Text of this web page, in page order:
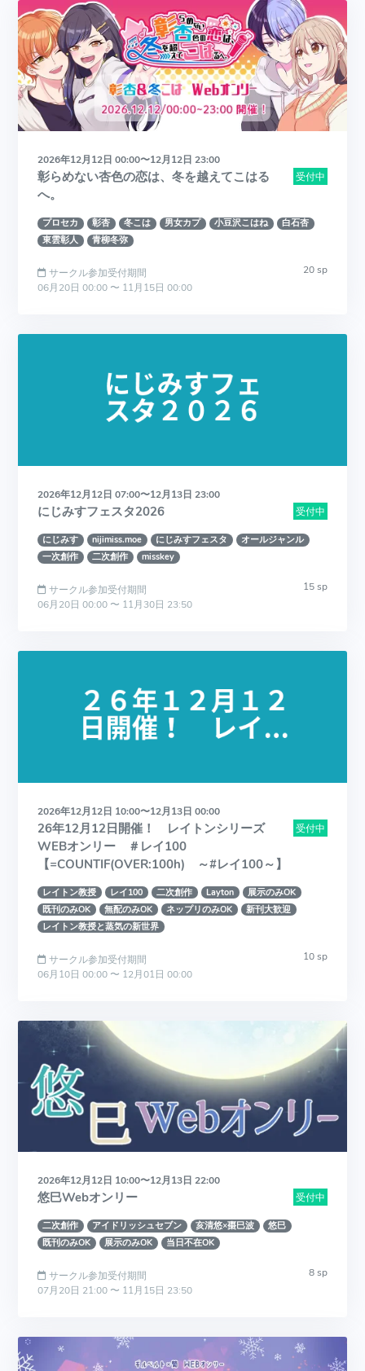
2026年12月12日 00:00〜12月12日 23:00
受付中
彰らめない杏色の恋は、冬を越えてこはる
へ。
プロセカ 彰杏 冬こは 男女カプ 小豆沢こはね
白石杏
東雲彰人
青柳冬弥
20 sp
サークル参加受付期間
06月20日 00:00 〜 11月15日 00:00
2026年12月12日 07:00〜12月13日 23:00
受付中
にじみすフェスタ2026
にじみす nijimiss.moe にじみすフェスタ
オールジャンル
一次創作
二次創作 misskey
15 sp
サークル参加受付期間
06月20日 00:00 〜 11月30日 23:50
2026年12月12日 10:00〜12月13日 00:00
受付中
26年12月12日開催！ レイトンシリーズ
WEBオンリー ＃レイ100
【=COUNTIF(OVER:100h) ～#レイ100～】
レイトン教授 レイ100 二次創作 Layton
展示のみOK
既刊のみOK
無配のみOK ネップリのみOK
新刊大歓迎
レイトン教授と蒸気の新世界
10 sp
サークル参加受付期間
06月10日 00:00 〜 12月01日 00:00
2026年12月12日 10:00〜12月13日 22:00
受付中
悠巳Webオンリー
二次創作 アイドリッシュセブン 亥清悠×棗巳波
悠巳
既刊のみOK
展示のみOK 当日不在OK
8 sp
サークル参加受付期間
07月20日 21:00 〜 11月15日 23:50